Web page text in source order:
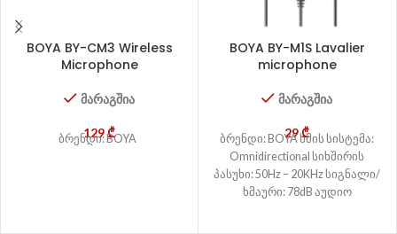
BOYA BY-CM3 Wireless
Microphone
მარაგშია
129₾
ბრენდი: BOYA
BOYA BY-M1S Lavalier
microphone
მარაგშია
29₾
ბრენდი: BOYA ხმის სისტემა:
Omnidirectional სიხშირის
პასუხი: 50Hz – 20KHz სიგნალი/
ხმაური: 78dB აუდიო